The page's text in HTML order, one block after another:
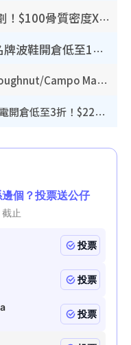
港大推賽馬會強化骨骼計劃！$100骨質密度X光檢查 完成免費運動訓練送超市禮券！附參加資格
開倉優惠 | 尖沙咀海港城名牌波鞋開倉低至1折！On鞋$899起／Joy&Peace鞋履$98起
開倉優惠｜銅鑼灣時代廣場Doughnut/Campo Marzio開倉低至1折！背囊、書包、手袋劈價$200起
廚具開倉｜特福Tefal廚具/家電開倉低至3折！$220起買平底鍋/炒鑊/湯煲！電飯煲/吸塵機/燙斗$418起